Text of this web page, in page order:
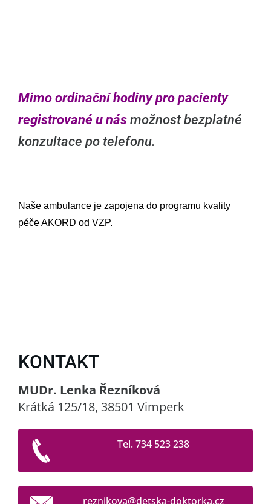
Mimo ordinační hodiny pro pacienty
registrované u nás možnost bezplatné
konzultace po telefonu.
Naše ambulance je zapojena do programu kvality
péče AKORD od VZP.
KONTAKT
MUDr. Lenka Řezníková
Krátká 125/18, 38501 Vimperk
Tel. 734 523 238
reznikova@detska-doktorka.cz